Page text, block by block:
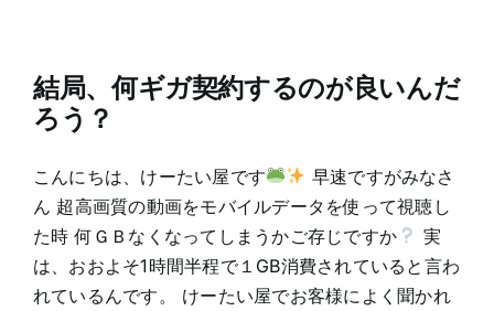
結局、何ギガ契約するのが良いんだ
ろう？
こんにちは、けーたい屋です
早速ですがみなさ
ん 超高画質の動画をモバイルデータを使って視聴し
た時 何ＧＢなくなってしまうかご存じですか
実
は、おおよそ1時間半程で１GB消費されていると言わ
れているんです。 けーたい屋でお客様によく聞かれ